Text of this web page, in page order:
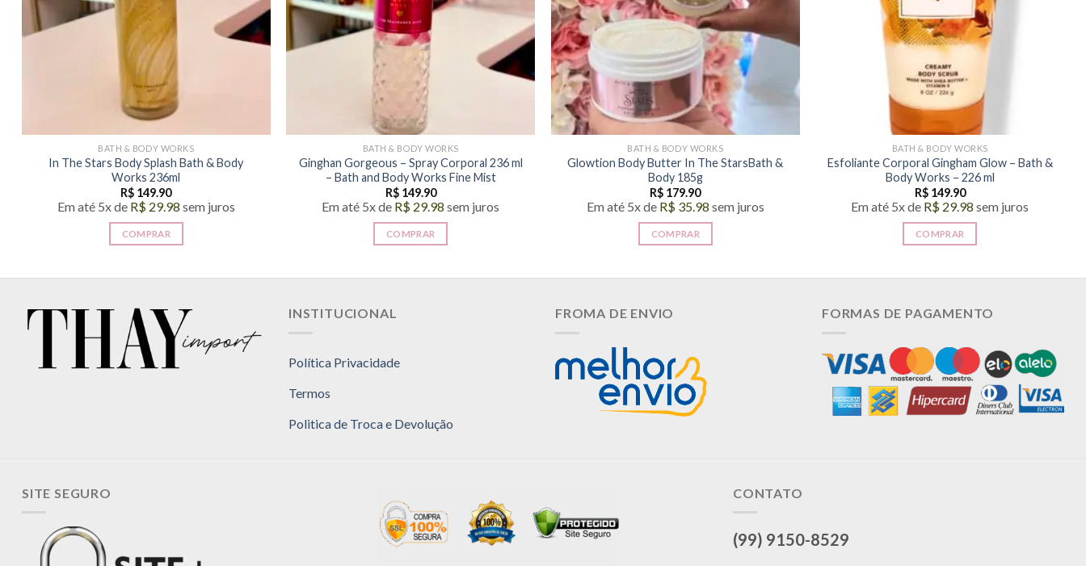
BATH & BODY WORKS
In The Stars Body Splash Bath & Body
Works 236ml
R$ 149.90
Em até 5x de R$29.98 sem juros
COMPRAR
BATH & BODY WORKS
Ginghan Gorgeous – Spray Corporal 236 ml
– Bath and Body Works Fine Mist
R$149.90
Em até 5x de R$ 29.98 sem juros
COMPRAR
BATH & BODY WORKS
Glowtion Body Butter In The StarsBath &
Body 185g
R$ 179.90
Em até 5x de R$35.98 sem juros
COMPRAR
BATH & BODY WORKS
Esfoliante Corporal Gingham Glow – Bath &
Body Works – 226 ml
R$149.90
Em até 5x de R$ 29.98 sem juros
COMPRAR
INSTITUCIONAL
Política Privacidade
Termos
Politica de Troca e Devolução
FROMA DE ENVIO FORMAS DE PAGAMENTO
SITE SEGURO CONTATO
(99) 9150-8529